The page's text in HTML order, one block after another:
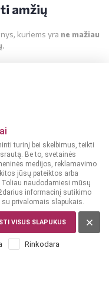
turinį bei skelbimus, teikti
Be to, svetainės
medijos, reklamavimo
jūsų pateiktos arba
naudodamiesi mūsų
informacinį sutikimo
privalomais slapukais.
VISUS SLAPUKUS
Rinkodara
amžių
kuriems yra ne mažiau
.
l